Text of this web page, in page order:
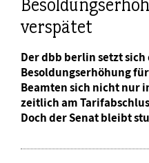
verspätet
Der dbb berlin setzt
Besoldungserhöhung
Beamten sich nicht nur
zeitlich am
Doch der Senat bleibt